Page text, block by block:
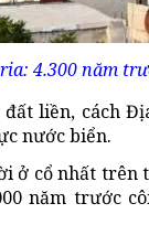
4.300 năm
liền, cách
nước biển.
ở cổ nhất trên
năm trước